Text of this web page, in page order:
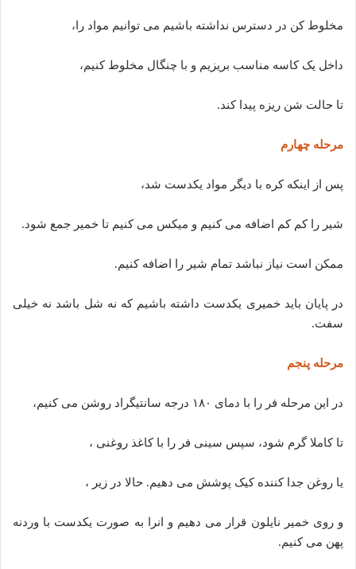
مخلوط کن در دسترس نداشته باشیم می توانیم مواد را،
داخل یک کاسه مناسب بریزیم و با چنگال مخلوط کنیم،
تا حالت شن ریزه پیدا کند.
مرحله چهارم
پس از اینکه کره با دیگر مواد یکدست شد،
شیر را کم کم اضافه می کنیم و میکس می کنیم تا خمیر جمع شود.
ممکن است نیاز نباشد تمام شیر را اضافه کنیم.
در پایان باید خمیری یکدست داشته باشیم که نه شل باشد نه خیلی
سفت.
مرحله پنجم
در این مرحله فر را با دمای ۱۸۰ درجه سانتیگراد روشن می کنیم،
تا کاملا گرم شود، سپس سینی فر را با کاغذ روغنی ،
یا روغن جدا کننده کیک پوشش می دهیم. حالا در زیر ،
و روی خمیر نایلون قرار می دهیم و انرا به صورت یکدست با وردنه
پهن می کنیم.